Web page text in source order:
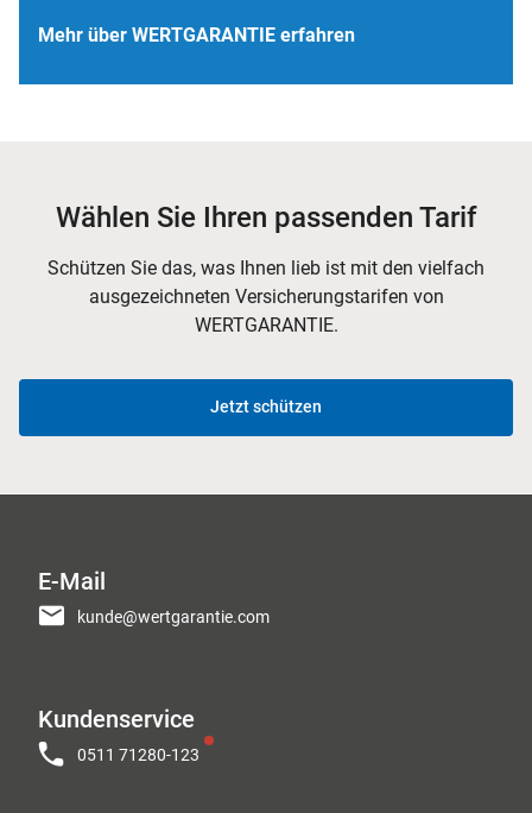
Mehr über WERTGARANTIE erfahren
Wählen Sie Ihren passenden Tarif
Schützen Sie das, was Ihnen lieb ist mit den vielfach
ausgezeichneten Versicherungstarifen von
WERTGARANTIE.
Jetzt schützen
E-Mail
kunde@wertgarantie.com
Kundenservice
0511 71280-123